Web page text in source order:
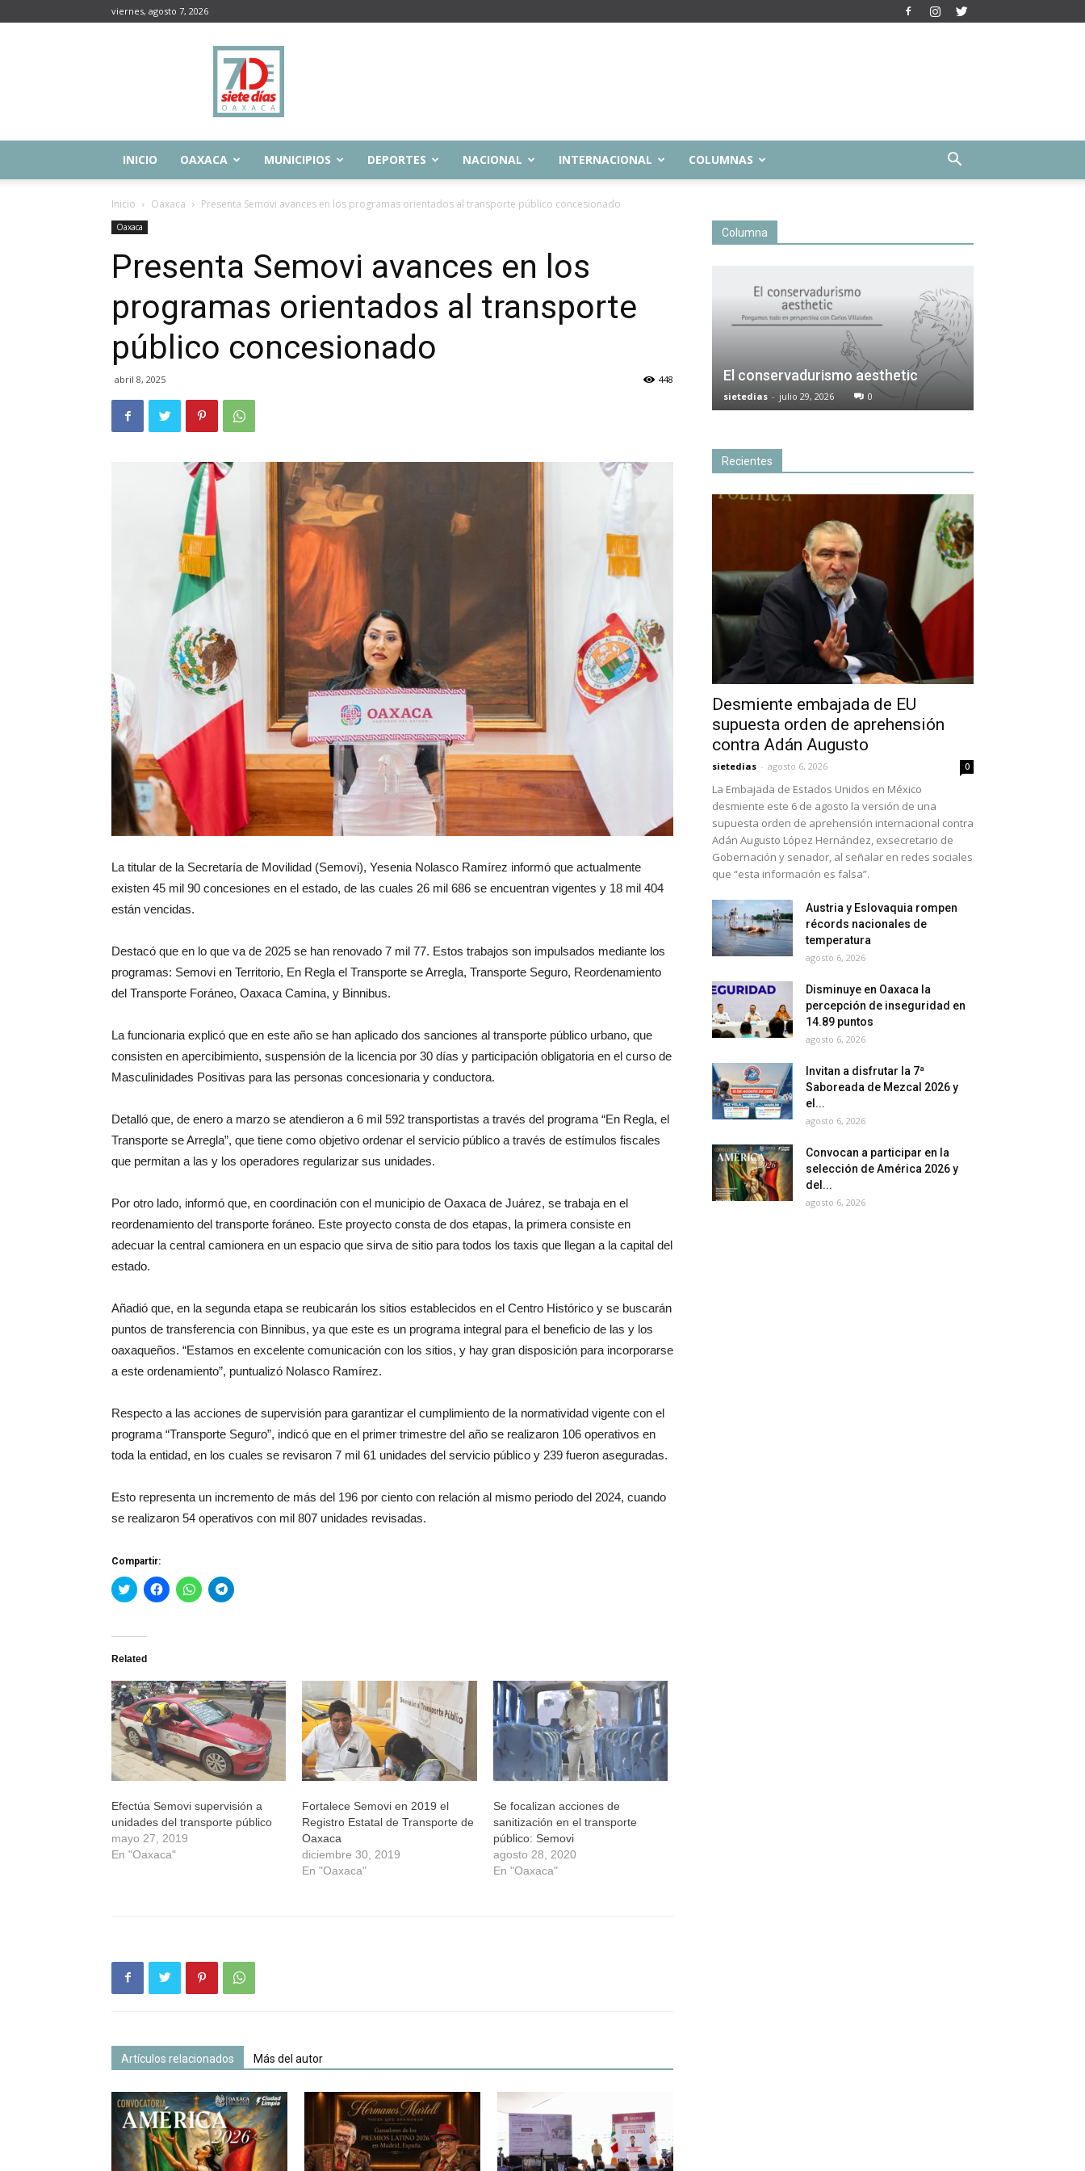
viernes, agosto 7, 2026
Siete
Días
Oaxaca
INICIO OAXACA MUNICIPIOS DEPORTES NACIONAL INTERNACIONAL COLUMNAS
Inicio Oaxaca Presenta Semovi avances en los programas orientados al transporte público concesionado
Oaxaca
Presenta Semovi avances en los
programas orientados al transporte
público concesionado
abril 8, 2025 448
La titular de la Secretaría de Movilidad (Semovi), Yesenia Nolasco Ramírez informó que actualmente
existen 45 mil 90 concesiones en el estado, de las cuales 26 mil 686 se encuentran vigentes y 18 mil 404
están vencidas.
Destacó que en lo que va de 2025 se han renovado 7 mil 77. Estos trabajos son impulsados mediante los
programas: Semovi en Territorio, En Regla el Transporte se Arregla, Transporte Seguro, Reordenamiento
del Transporte Foráneo, Oaxaca Camina, y Binnibus.
La funcionaria explicó que en este año se han aplicado dos sanciones al transporte público urbano, que
consisten en apercibimiento, suspensión de la licencia por 30 días y participación obligatoria en el curso de
Masculinidades Positivas para las personas concesionaria y conductora.
Detalló que, de enero a marzo se atendieron a 6 mil 592 transportistas a través del programa “En Regla, el
Transporte se Arregla”, que tiene como objetivo ordenar el servicio público a través de estímulos fiscales
que permitan a las y los operadores regularizar sus unidades.
Por otro lado, informó que, en coordinación con el municipio de Oaxaca de Juárez, se trabaja en el
reordenamiento del transporte foráneo. Este proyecto consta de dos etapas, la primera consiste en
adecuar la central camionera en un espacio que sirva de sitio para todos los taxis que llegan a la capital del
estado.
Añadió que, en la segunda etapa se reubicarán los sitios establecidos en el Centro Histórico y se buscarán
puntos de transferencia con Binnibus, ya que este es un programa integral para el beneficio de las y los
oaxaqueños. “Estamos en excelente comunicación con los sitios, y hay gran disposición para incorporarse
a este ordenamiento”, puntualizó Nolasco Ramírez.
Respecto a las acciones de supervisión para garantizar el cumplimiento de la normatividad vigente con el
programa “Transporte Seguro”, indicó que en el primer trimestre del año se realizaron 106 operativos en
toda la entidad, en los cuales se revisaron 7 mil 61 unidades del servicio público y 239 fueron aseguradas.
Esto representa un incremento de más del 196 por ciento con relación al mismo periodo del 2024, cuando
se realizaron 54 operativos con mil 807 unidades revisadas.
Compartir:
Haz
clic
Twitter
abre
una
ventana
nueva)
Haz
clic
una
ventana
nueva)
Haz
clic
una
ventana
nueva)
Haz
clic
una
ventana
nueva)
Related
Efectúa Semovi supervisión a
unidades del transporte público
mayo 27, 2019
En "Oaxaca"
Fortalece Semovi en 2019 el
Registro Estatal de Transporte de
Oaxaca
diciembre 30, 2019
En "Oaxaca"
Se focalizan acciones de
sanitización en el transporte
público: Semovi
agosto 28, 2020
En "Oaxaca"
Artículos relacionados Más del autor
Columna
El conservadurismo aesthetic
sietedias - julio 29, 2026 0
Recientes
Desmiente embajada de EU
supuesta orden de aprehensión
contra Adán Augusto
sietedias - agosto 6, 2026 0
La Embajada de Estados Unidos en México
desmiente este 6 de agosto la versión de una
supuesta orden de aprehensión internacional contra
Adán Augusto López Hernández, exsecretario de
Gobernación y senador, al señalar en redes sociales
que “esta información es falsa”.
Austria y Eslovaquia rompen
récords nacionales de
temperatura
agosto 6, 2026
Disminuye en Oaxaca la
percepción de inseguridad en
14.89 puntos
agosto 6, 2026
Invitan a disfrutar la 7ª
Saboreada de Mezcal 2026 y
el...
agosto 6, 2026
Convocan a participar en la
selección de América 2026 y
del...
agosto 6, 2026